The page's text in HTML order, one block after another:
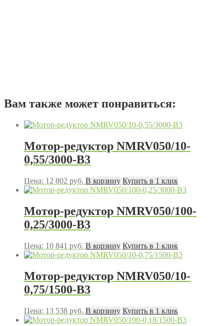
Вам также может понравиться:
Мотор-редуктор NMRV050/10-
0,55/3000-B3
Цена: 12 802 руб. В корзину Купить в 1 клик
Мотор-редуктор NMRV050/100-
0,25/3000-B3
Цена: 10 841 руб. В корзину Купить в 1 клик
Мотор-редуктор NMRV050/10-
0,75/1500-B3
Цена: 13 538 руб. В корзину Купить в 1 клик